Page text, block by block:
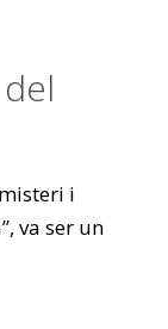
i
va ser un